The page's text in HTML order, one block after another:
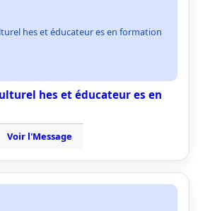
hes et éducateur es en formation
hes et éducateur es en
Voir l'Message